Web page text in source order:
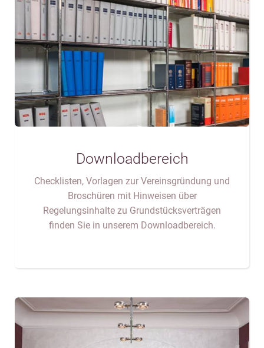
Downloadbereich
Checklisten, Vorlagen zur Vereinsgründung und
Broschüren mit Hinweisen über
Regelungsinhalte zu Grundstücksverträgen
finden Sie in unserem Downloadbereich.